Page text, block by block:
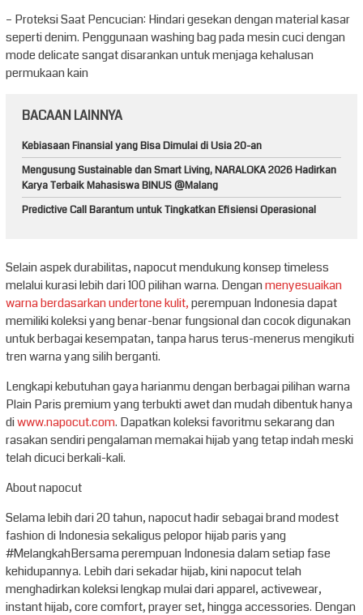
– Proteksi Saat Pencucian: Hindari gesekan dengan material kasar
seperti denim. Penggunaan washing bag pada mesin cuci dengan
mode delicate sangat disarankan untuk menjaga kehalusan
permukaan kain
BACAAN LAINNYA
Kebiasaan Finansial yang Bisa Dimulai di Usia 20-an
Mengusung Sustainable dan Smart Living, NARALOKA 2026 Hadirkan
Karya Terbaik Mahasiswa BINUS @Malang
Predictive Call Barantum untuk Tingkatkan Efisiensi Operasional
Selain aspek durabilitas, napocut mendukung konsep timeless
melalui kurasi lebih dari 100 pilihan warna. Denganmenyesuaikan
warna berdasarkan undertone kulit,perempuan Indonesia dapat
memiliki koleksi yang benar-benar fungsional dan cocok digunakan
untuk berbagai kesempatan, tanpa harus terus-menerus mengikuti
tren warna yang silih berganti.
Lengkapi kebutuhan gaya harianmu dengan berbagai pilihan warna
Plain Paris premium yang terbukti awet dan mudah dibentuk hanya
diwww.napocut.com. Dapatkan koleksi favoritmu sekarang dan
rasakan sendiri pengalaman memakai hijab yang tetap indah meski
telah dicuci berkali-kali.
About napocut
Selama lebih dari 20 tahun, napocut hadir sebagai brand modest
fashion di Indonesia sekaligus pelopor hijab paris yang
#MelangkahBersama perempuan Indonesia dalam setiap fase
kehidupannya. Lebih dari sekadar hijab, kini napocut telah
menghadirkan koleksi lengkap mulai dari apparel, activewear,
instant hijab, core comfort, prayer set, hingga accessories. Dengan